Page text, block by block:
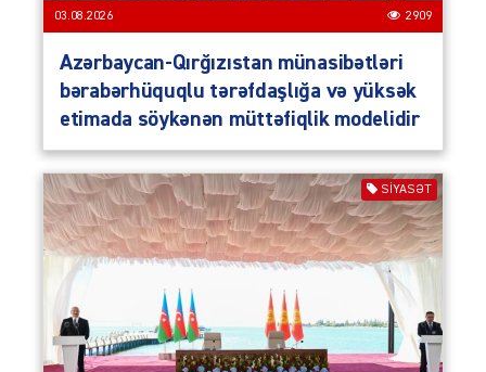
03.08.2026 2909
Azərbaycan-Qırğızıstan münasibətləri
bərabərhüquqlu tərəfdaşlığa və yüksək
etimada söykənən müttəfiqlik modelidir
SIYASƏT